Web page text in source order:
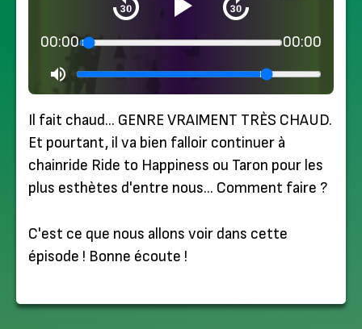
00:00 00:00
Il fait chaud… GENRE VRAIMENT TRÈS CHAUD.
Et pourtant, il va bien falloir continuer à
chainride Ride to Happiness ou Taron pour les
plus esthètes d'entre nous… Comment faire ?
C'est ce que nous allons voir dans cette
épisode ! Bonne écoute !